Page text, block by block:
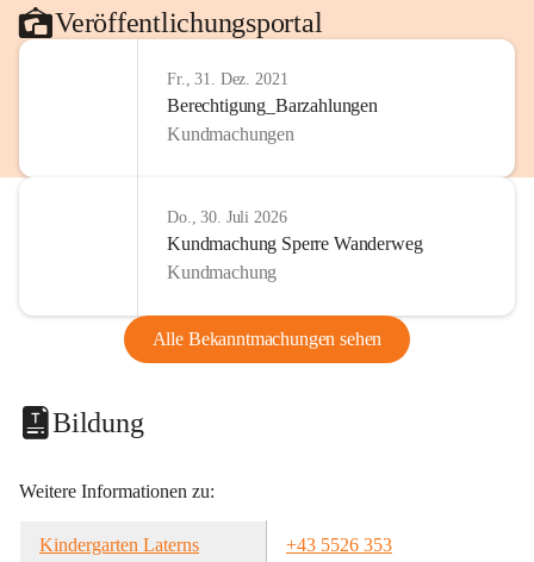
Veröffentlichungsportal
Fr., 31. Dez. 2021
Berechtigung_Barzahlungen
Kundmachungen
Do., 30. Juli 2026
Kundmachung Sperre Wanderweg
Kundmachung
Alle Bekanntmachungen sehen
Bildung
Weitere Informationen zu:
Kindergarten Laterns
+43 5526 353